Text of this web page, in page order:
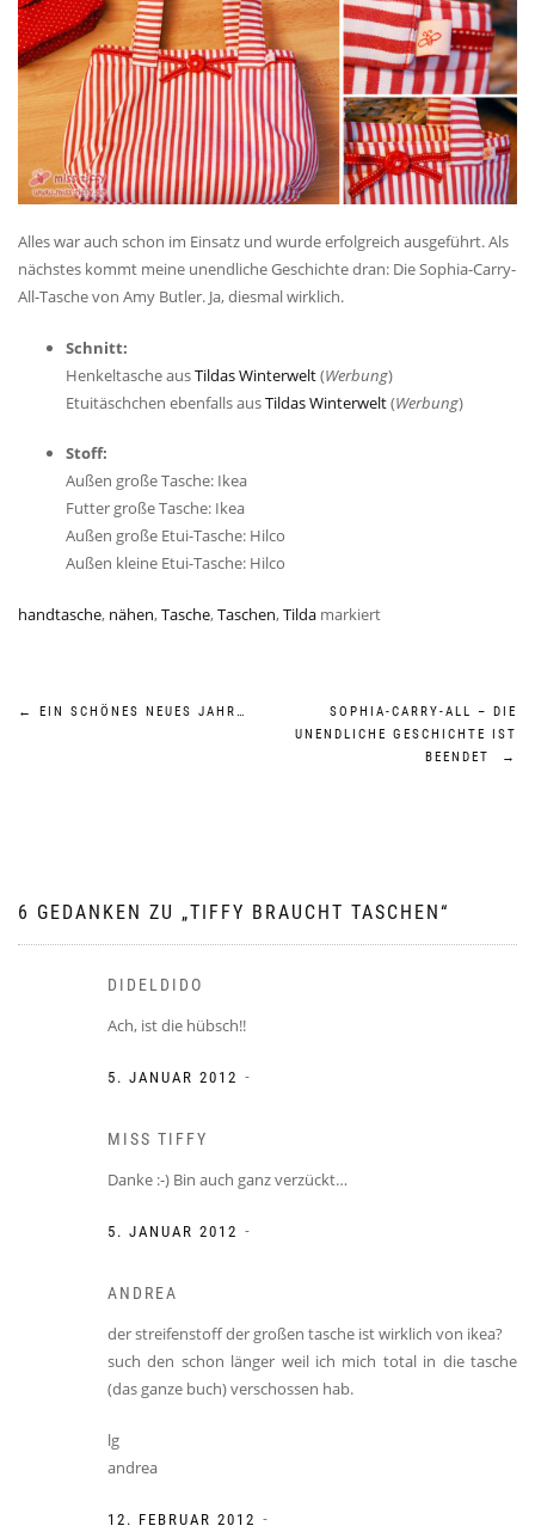
Alles war auch schon im Einsatz und wurde erfolgreich ausgeführt. Als
nächstes kommt meine unendliche Geschichte dran: Die Sophia-Carry-
All-Tasche von Amy Butler. Ja, diesmal wirklich.
Schnitt:
Henkeltasche ausTildas Winterwelt(Werbung)
Etuitäschchen ebenfalls ausTildas Winterwelt(Werbung)
Stoff:
Außen große Tasche: Ikea
Futter große Tasche: Ikea
Außen große Etui-Tasche: Hilco
Außen kleine Etui-Tasche: Hilco
handtasche, nähen,Tasche,Taschen,Tilda markiert
Beitragsnavigation
← EIN SCHÖNES NEUES JAHR…
SOPHIA-CARRY-ALL – DIE
UNENDLICHE GESCHICHTE IST
BEENDET
→
6 GEDANKEN ZU „TIFFY BRAUCHT TASCHEN“
DIDELDIDO
Ach, ist die hübsch!!
5. JANUAR 2012 -
MISS TIFFY
Danke :-) Bin auch ganz verzückt…
5. JANUAR 2012 -
ANDREA
der streifenstoff der großen tasche ist wirklich von ikea?
such den schon länger weil ich mich total in die tasche
(das ganze buch) verschossen hab.
lg
andrea
12. FEBRUAR 2012 -